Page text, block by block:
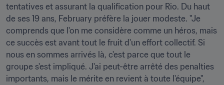
tentatives et assurant la qualification pour Rio. Du haut
de ses 19 ans, February préfère la jouer modeste. "Je
comprends que l'on me considère comme un héros, mais
ce succès est avant tout le fruit d'un effort collectif. Si
nous en sommes arrivés là, c'est parce que tout le
groupe s'est impliqué. J'ai peut-être arrêté des penalties
importants, mais le mérite en revient à toute l'équipe",